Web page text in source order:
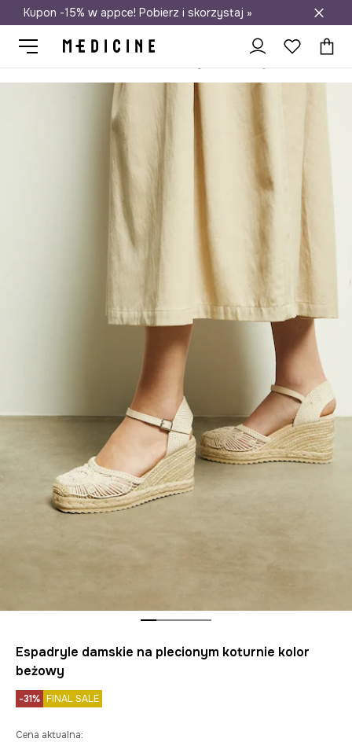
Darmowa dostawa do salonów
Kupon -15% w appce! Pobierz i skorzystaj »
Espadryle damskie na plecionym koturnie kolor
beżowy
-31% FINAL SALE
Cena aktualna: